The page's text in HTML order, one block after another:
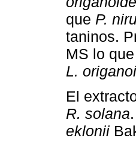
que P.
taninos.
MS lo
L.
El
R. solana
eklonii